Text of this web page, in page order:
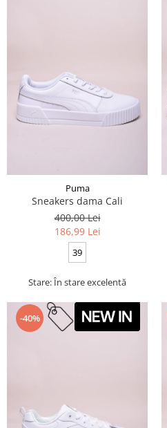
Puma
Sneakers dama Cali
400,00 Lei
186,99 Lei
39
Stare: În stare excelentă
-40%